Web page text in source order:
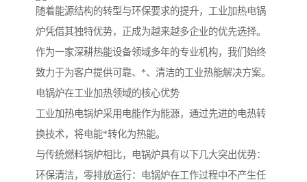
随着能源结构的转型与环保要求的提升，工业加热电锅
炉凭借其独特优势，正成为越来越多企业的优先选择。
作为一家深耕热能设备领域多年的专业机构，我们始终
致力于为客户提供可靠、*、清洁的工业热能解决方案。
电锅炉在工业加热领域的核心优势
工业加热电锅炉采用电能作为能源，通过先进的电热转
换技术，将电能*转化为热能。
与传统燃料锅炉相比，电锅炉具有以下几大突出优势：
环保清洁，零排放运行：电锅炉在工作过程中不产生任